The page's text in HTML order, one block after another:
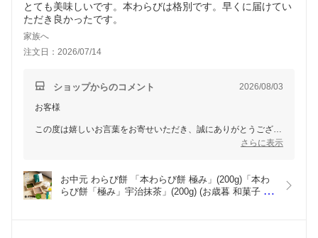
京都 龍安寺 京菓子老舗 笹屋昌園
とても美味しいです。本わらびは格別です。早くに届けてい
ただき良かったです。
家族へ
注文日：2026/07/14
ショップからのコメント 2026/08/03
お客様
この度は嬉しいお言葉をお寄せいただき、誠にありがとうござい
き、大変光栄に存じます。
商品を楽しみにお待ちいただく中、無事に早くお届けすることが
さらに表示
お中元 わらび餅 「本わらび餅 極み」(200g)「本わ
らび餅「極み」宇治抹茶」(200g) (お歳暮 和菓子 お